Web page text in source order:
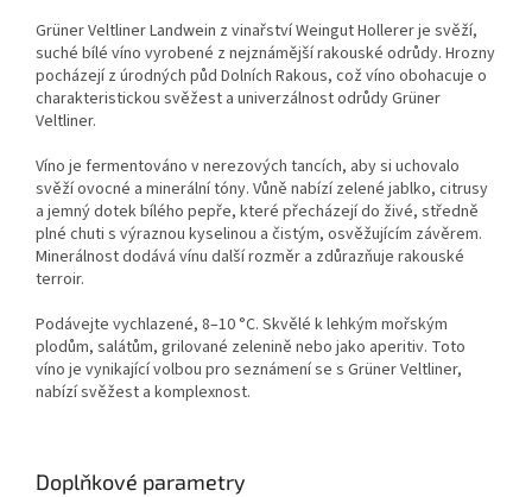
Grüner Veltliner Landwein z vinařství Weingut Hollerer je svěží,
suché bílé víno vyrobené z nejznámější rakouské odrůdy. Hrozny
pocházejí z úrodných půd Dolních Rakous, což víno obohacuje o
charakteristickou svěžest a univerzálnost odrůdy Grüner
Veltliner.
Víno je fermentováno v nerezových tancích, aby si uchovalo
svěží ovocné a minerální tóny. Vůně nabízí zelené jablko, citrusy
a jemný dotek bílého pepře, které přecházejí do živé, středně
plné chuti s výraznou kyselinou a čistým, osvěžujícím závěrem.
Minerálnost dodává vínu další rozměr a zdůrazňuje rakouské
terroir.
Podávejte vychlazené, 8–10 °C. Skvělé k lehkým mořským
plodům, salátům, grilované zelenině nebo jako aperitiv. Toto
víno je vynikající volbou pro seznámení se s Grüner Veltliner,
nabízí svěžest a komplexnost.
Doplňkové parametry